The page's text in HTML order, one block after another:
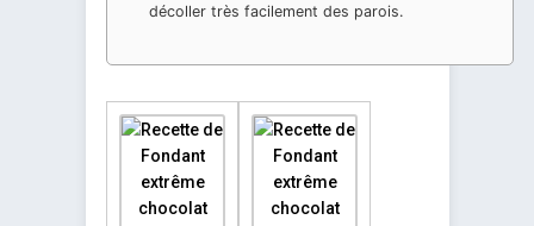
décoller très facilement des parois.